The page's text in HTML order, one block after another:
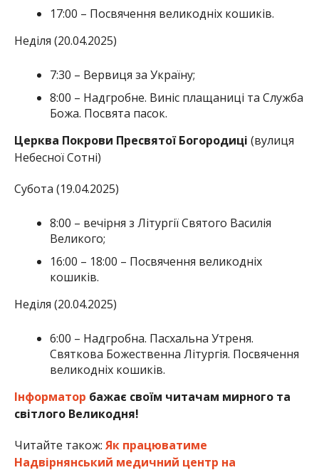
17:00 – Посвячення великодніх кошиків.
Неділя (20.04.2025)
7:30 – Вервиця за Україну;
8:00 – Надгробне. Виніс плащаниці та Служба
Божа. Посвята пасок.
Церква Покрови Пресвятої Богородиці (вулиця
Небесної Сотні)
Субота (19.04.2025)
8:00 – вечірня з Літургії Святого Василія
Великого;
16:00 – 18:00 – Посвячення великодніх
кошиків.
Неділя (20.04.2025)
6:00 – Надгробна. Пасхальна Утреня.
Святкова Божественна Літургія. Посвячення
великодніх кошиків.
Інформатор бажає своїм читачам мирного та
світлого Великодня!
Читайте також: Як працюватиме
Надвірнянський медичний центр на